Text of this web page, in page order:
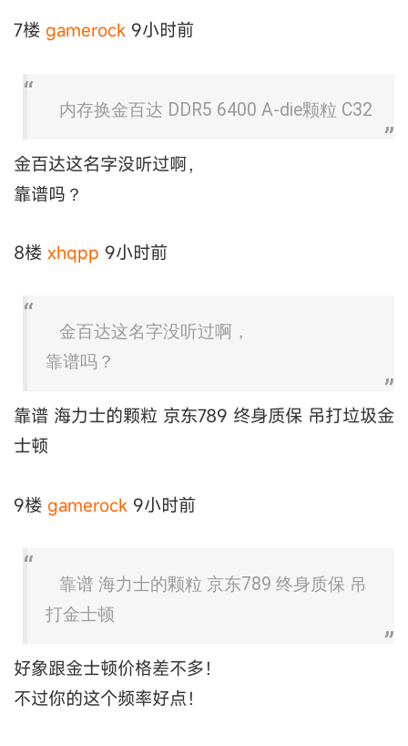
7楼 gamerock 9小时前
内存换金百达 DDR5 6400 A-die颗粒 C32
金百达这名字没听过啊，
靠谱吗？
8楼 xhqpp 9小时前
金百达这名字没听过啊，
靠谱吗？
靠谱 海力士的颗粒 京东789 终身质保 吊打垃圾金
士顿
9楼 gamerock 9小时前
靠谱 海力士的颗粒 京东789 终身质保 吊
打金士顿
好象跟金士顿价格差不多！
不过你的这个频率好点！